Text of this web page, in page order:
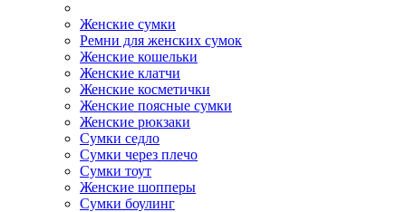
Женские сумки
Ремни для женских сумок
Женские кошельки
Женские клатчи
Женские косметички
Женские поясные сумки
Женские рюкзаки
Сумки седло
Сумки через плечо
Сумки тоут
Женские шопперы
Сумки боулинг